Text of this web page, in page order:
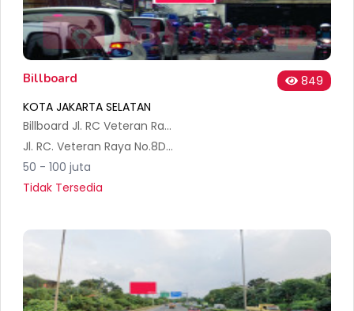
Billboard
849
KOTA JAKARTA SELATAN
Billboard Jl. RC Veteran Raya, arah Deplu menuju Veteran
Jl. RC. Veteran Raya No.8D, RT.1/RW.3, Bintaro, Kec. Pesanggrahan, Kota Jakarta Selatan, Daerah Khusus Ibukota Jakarta 12330, Indonesia
50 - 100 juta
Tidak Tersedia